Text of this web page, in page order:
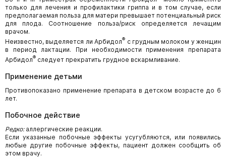
только для лечения и профилактики гриппа и в том случае, если
предполагаемая польза для матери превышает потенциальный риск
для плода. Соотношение польза/риск определяется лечащим
врачом.
Неизвестно, выделяется ли Арбидол® с грудным молоком у женщин
в период лактации. При необходимости применения препарата
Арбидол® следует прекратить грудное вскармливание.
Применение детьми
Противопоказано применение препарата в детском возрасте до 6
лет.
Побочное действие
Редко:аллергические реакции.
Если указанные побочные эффекты усугубляются, или появились
любые другие побочные эффекты, пациент должен сообщить об
этом врачу.